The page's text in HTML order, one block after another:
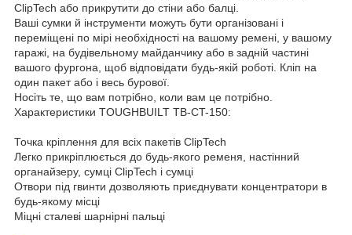
ClipTech або прикрутити до стіни або балці.
Ваші сумки й інструменти можуть бути організовані і
переміщені по мірі необхідності на вашому ремені, у вашому
гаражі, на будівельному майданчику або в задній частині
вашого фургона, щоб відповідати будь-якій роботі. Кліп на
один пакет або і весь бурової.
Носіть те, що вам потрібно, коли вам це потрібно.
Характеристики TOUGHBUILT TB-CT-150:
Точка кріплення для всіх пакетів ClipTech
Легко прикріплюється до будь-якого ременя, настінний
органайзеру, сумці ClipTech і сумці
Отвори під гвинти дозволяють приєднувати концентратори в
будь-якому місці
Міцні сталеві шарнірні пальці